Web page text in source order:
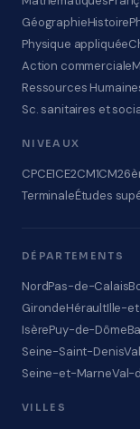
GéographieHistoire
Physique appliquée
Action commerciale
Ressources
Sc. sanitaires et
NIVEAUX
CPCE1CE2CM1CM2
TerminaleÉtudes
DÉPARTEMENTS
NordPas-de-Calais
GirondeHéraultIlle-
IsèrePuy-de-Dôme
Seine-Saint-Denis
Seine-et-MarneVal-
VILLES